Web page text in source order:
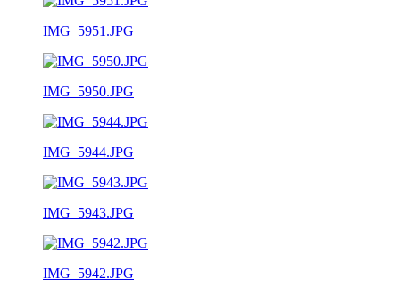
IMG_5951.JPG
IMG_5950.JPG
IMG_5944.JPG
IMG_5943.JPG
IMG_5942.JPG